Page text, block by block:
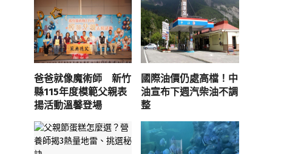
爸爸就像魔術師 新竹
縣115年度模範父親表
揚活動溫馨登場
國際油價仍處高檔！中
油宣布下週汽柴油不調
整